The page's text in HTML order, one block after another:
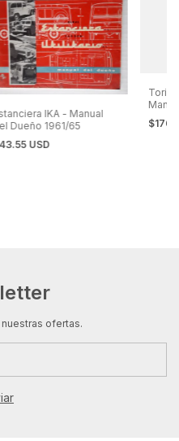
IKA - Manual
Dueño 1961/65
USD
ofertas.